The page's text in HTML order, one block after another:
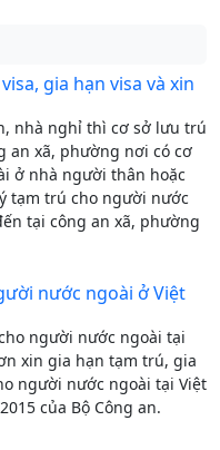
gia hạn visa và xin
nhà nghỉ thì cơ sở lưu trú
an xã, phường nơi có cơ
ở nhà người thân hoặc
tạm trú cho người nước
tại công an xã, phường
nước ngoài ở Việt
người nước ngoài tại
xin gia hạn tạm trú, gia
người nước ngoài tại Việt
của Bộ Công an.